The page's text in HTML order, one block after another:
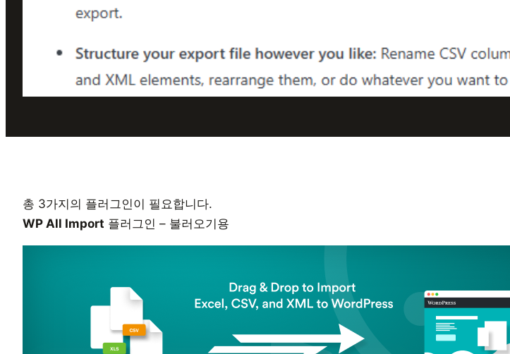
총 3가지의 플러그인이 필요합니다.
WP All Import 플러그인 – 불러오기용